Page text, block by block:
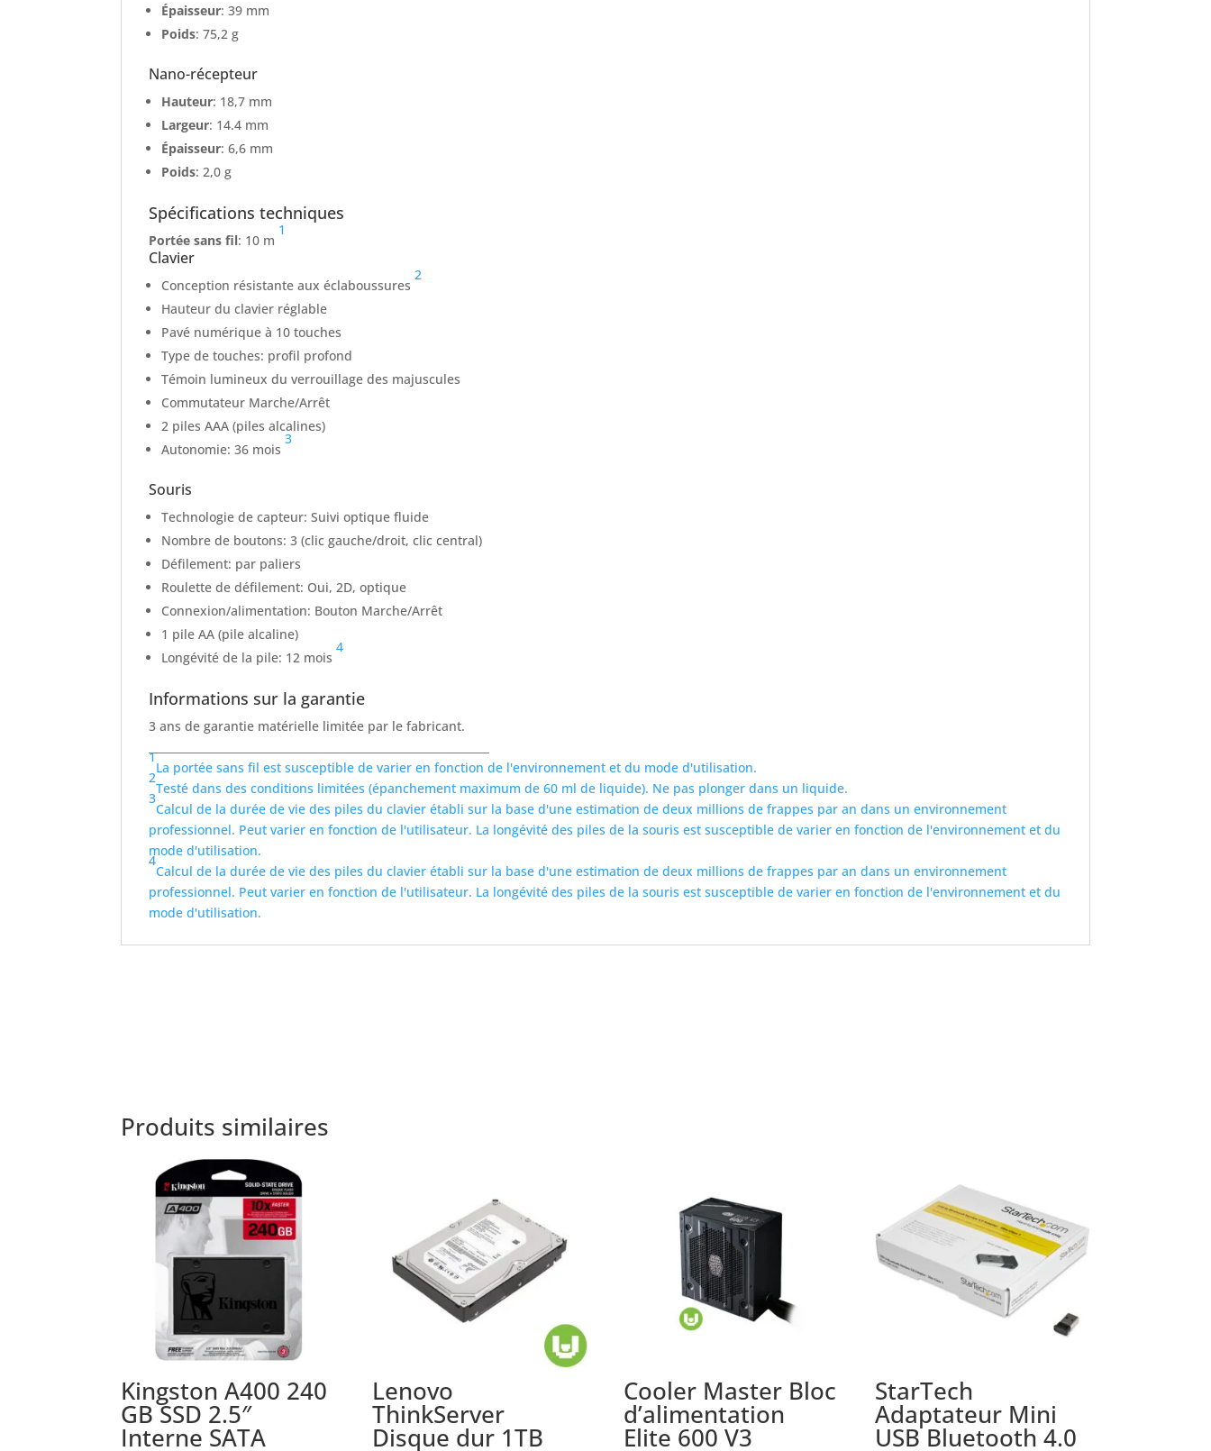
Épaisseur: 39 mm
Poids: 75,2 g
Nano-récepteur
Hauteur: 18,7 mm
Largeur: 14.4 mm
Épaisseur: 6,6 mm
Poids: 2,0 g
Spécifications techniques
Portée sans fil: 10 m
1
Clavier
Conception résistante aux éclaboussures
2
Hauteur du clavier réglable
Pavé numérique à 10 touches
Type de touches: profil profond
Témoin lumineux du verrouillage des majuscules
Commutateur Marche/Arrêt
2 piles AAA (piles alcalines)
Autonomie: 36 mois
3
Souris
Technologie de capteur: Suivi optique fluide
Nombre de boutons: 3 (clic gauche/droit, clic central)
Défilement: par paliers
Roulette de défilement: Oui, 2D, optique
Connexion/alimentation: Bouton Marche/Arrêt
1 pile AA (pile alcaline)
Longévité de la pile: 12 mois
4
Informations sur la garantie
3 ans de garantie matérielle limitée par le fabricant.
1
La portée sans fil est susceptible de varier en fonction de l'environnement et du mode d'utilisation.
2
Testé dans des conditions limitées (épanchement maximum de 60 ml de liquide). Ne pas plonger dans un liquide.
3
Calcul de la durée de vie des piles du clavier établi sur la base d'une estimation de deux millions de frappes par an dans un environnement
professionnel. Peut varier en fonction de l'utilisateur. La longévité des piles de la souris est susceptible de varier en fonction de l'environnement et du
mode d'utilisation.
4
Calcul de la durée de vie des piles du clavier établi sur la base d'une estimation de deux millions de frappes par an dans un environnement
professionnel. Peut varier en fonction de l'utilisateur. La longévité des piles de la souris est susceptible de varier en fonction de l'environnement et du
mode d'utilisation.
Produits similaires
Kingston A400 240
GB SSD 2.5″
Interne SATA
Lenovo
ThinkServer
Disque dur 1TB
Cooler Master Bloc
d’alimentation
Elite 600 V3
StarTech
Adaptateur Mini
USB Bluetooth 4.0